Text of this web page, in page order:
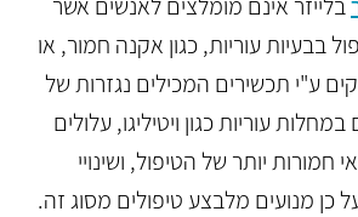
בבעיות עוריות, כגון אקנה חמור, או
ע"י תכשירים המכילים נגזרות של
עוריות כגון ויטיליגו, עלולים
חמורות יותר של הטיפול, ושינויי
כן מנועים מלבצע טיפולים מסוג זה.